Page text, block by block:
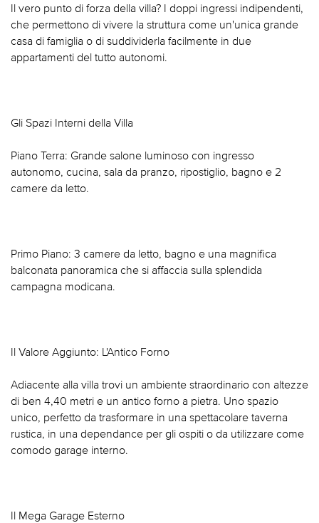
Il vero punto di forza della villa? I doppi ingressi indipendenti,
che permettono di vivere la struttura come un'unica grande
casa di famiglia o di suddividerla facilmente in due
appartamenti del tutto autonomi.
Gli Spazi Interni della Villa
Piano Terra: Grande salone luminoso con ingresso
autonomo, cucina, sala da pranzo, ripostiglio, bagno e 2
camere da letto.
Primo Piano: 3 camere da letto, bagno e una magnifica
balconata panoramica che si affaccia sulla splendida
campagna modicana.
Il Valore Aggiunto: L'Antico Forno
Adiacente alla villa trovi un ambiente straordinario con altezze
di ben 4,40 metri e un antico forno a pietra. Uno spazio
unico, perfetto da trasformare in una spettacolare taverna
rustica, in una dependance per gli ospiti o da utilizzare come
comodo garage interno.
Il Mega Garage Esterno